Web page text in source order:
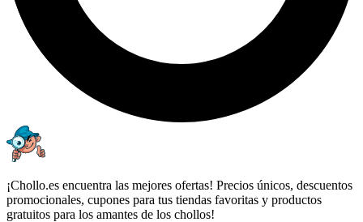
¡Chollo.es encuentra las mejores ofertas! Precios únicos, descuentos
promocionales, cupones para tus tiendas favoritas y productos
gratuitos para los amantes de los chollos!